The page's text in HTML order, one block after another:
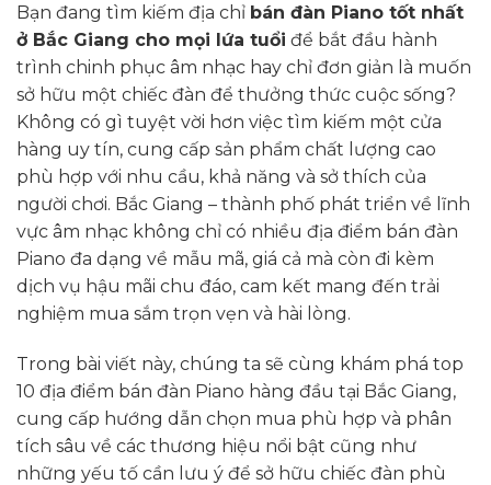
Bạn đang tìm kiếm địa chỉ bán đàn Piano tốt nhất
ở Bắc Giang cho mọi lứa tuổi để bắt đầu hành
trình chinh phục âm nhạc hay chỉ đơn giản là muốn
sở hữu một chiếc đàn để thưởng thức cuộc sống?
Không có gì tuyệt vời hơn việc tìm kiếm một cửa
hàng uy tín, cung cấp sản phẩm chất lượng cao
phù hợp với nhu cầu, khả năng và sở thích của
người chơi. Bắc Giang – thành phố phát triển về lĩnh
vực âm nhạc không chỉ có nhiều địa điểm bán đàn
Piano đa dạng về mẫu mã, giá cả mà còn đi kèm
dịch vụ hậu mãi chu đáo, cam kết mang đến trải
nghiệm mua sắm trọn vẹn và hài lòng.
Trong bài viết này, chúng ta sẽ cùng khám phá top
10 địa điểm bán đàn Piano hàng đầu tại Bắc Giang,
cung cấp hướng dẫn chọn mua phù hợp và phân
tích sâu về các thương hiệu nổi bật cũng như
những yếu tố cần lưu ý để sở hữu chiếc đàn phù